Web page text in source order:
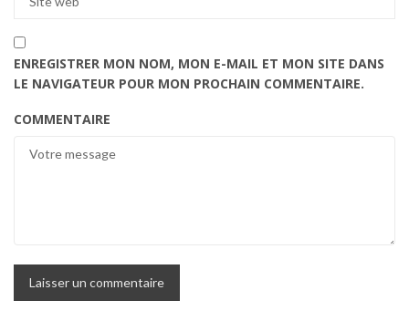
ENREGISTRER MON NOM, MON E-MAIL ET MON SITE DANS
LE NAVIGATEUR POUR MON PROCHAIN COMMENTAIRE.
COMMENTAIRE